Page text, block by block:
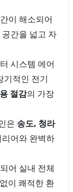
이 해소되어
간을 넓고 자
시스템 에어
기적인 전기
절감의 가장
은 송도, 청라
어와 완벽하
어 실내 전체
이 쾌적한 환